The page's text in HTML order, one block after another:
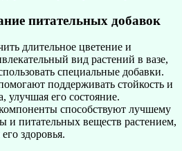
питательных добавок
длительное цветение и
вид растений в вазе,
специальные добавки.
поддерживать стойкость и
улучшая его состояние.
способствуют лучшему
и питательных веществ растением,
здоровья.